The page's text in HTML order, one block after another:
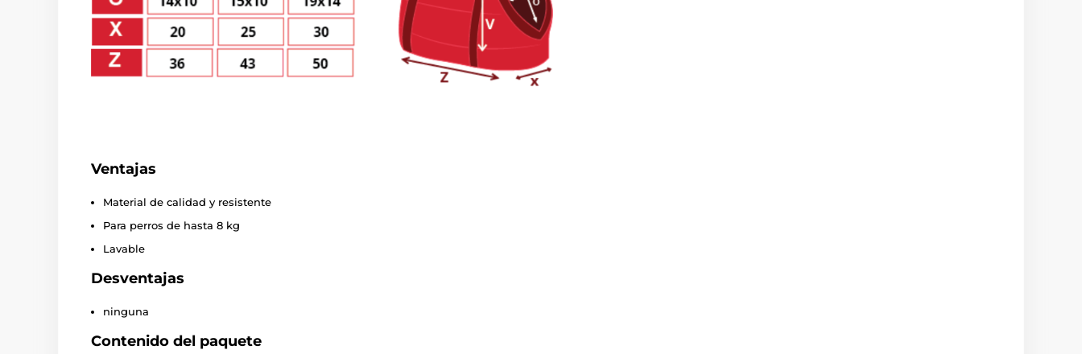
Ventajas
Material de calidad y resistente
Para perros de hasta 8 kg
Lavable
Desventajas
ninguna
Contenido del paquete